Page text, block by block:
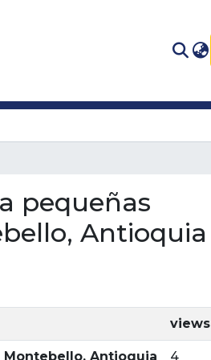
pequeñas
Antioquia
views
Antioquia 4